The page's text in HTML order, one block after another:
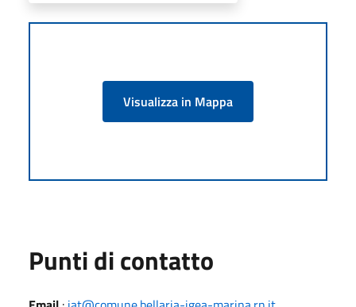
Visualizza in Mappa
Punti di contatto